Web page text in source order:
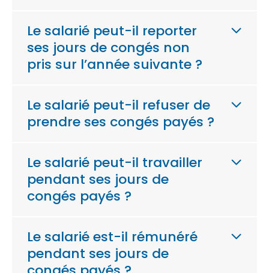
Le salarié peut-il reporter
ses jours de congés non
pris sur l’année suivante ?
Le salarié peut-il refuser de
prendre ses congés payés ?
Le salarié peut-il travailler
pendant ses jours de
congés payés ?
Le salarié est-il rémunéré
pendant ses jours de